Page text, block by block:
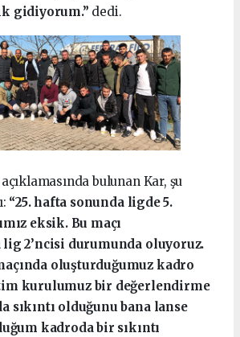
gidiyorum.” dedi.
bulunan Kar, şu
“25. hafta sonunda ligde 5.
eksik. Bu maçı
lig 2’ncisi durumunda oluyoruz.
oluşturduğumuz kadro
kurulumuz bir değerlendirme
sıkıntı olduğunu bana lanse
kadroda bir sıkıntı